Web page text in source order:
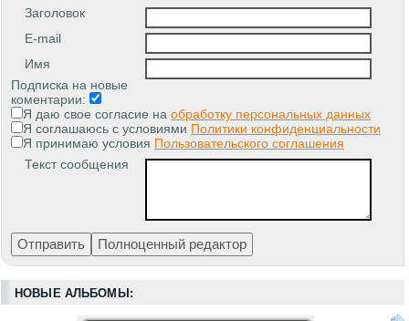
Заголовок
E-mail
Имя
Подписка на новые
коментарии:
Я даю свое согласие на обработку персональных данных
Я соглашаюсь с условиями Политики конфиденциальности
Я принимаю условия Пользовательского соглашения
Текст сообщения
НОВЫЕ АЛЬБОМЫ: